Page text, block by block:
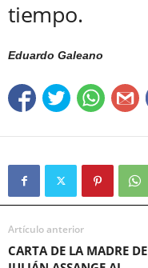
tiempo.
Eduardo Galeano
Artículo anterior
CARTA DE LA MADRE DE